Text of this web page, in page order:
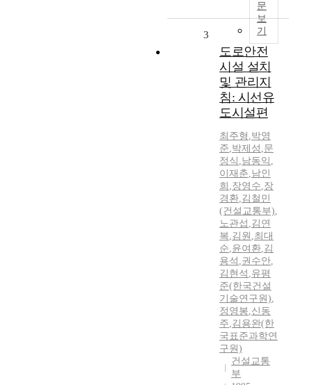
문
보
기
3
도로안전
시설 설치
및 관리지
침: 시선유
도시설편
최주형 ,박영
준,박제성 ,문
정식 ,남동익 ,
이재춘,남인
희 ,장영수,장
경환,김철민
(건설교통부),
노관섭 ,김연
복,김원 ,최대
순,윤여환,김
용석 ,권수안,
김현석 ,유평
준(한국건설
기술연구원),
정영봉,신동
주,김용완(한
국표준과학연
구원)
건설교통
부